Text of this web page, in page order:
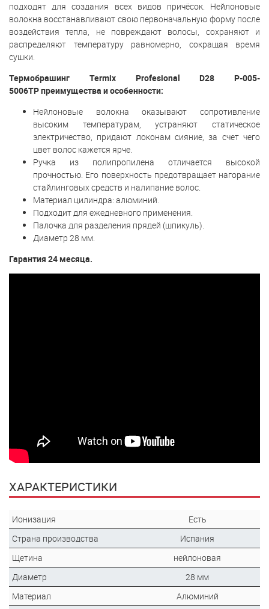
подходят для создания всех видов причёсок. Нейлоновые
волокна восстанавливают свою первоначальную форму после
воздействия тепла, не повреждают волосы, сохраняют и
распределяют температуру равномерно, сокращая время
сушки.
Термобрашинг Termix Profesional D28 P-005-
5006TP преимущества и особенности:
Нейлоновые волокна оказывают сопротивление
высоким температурам, устраняют статическое
электричество, придают локонам сияние, за счет чего
цвет волос кажется ярче.
Ручка из полипропилена отличается высокой
прочностью. Его поверхность предотвращает нагорание
стайлинговых средств и налипание волос.
Материал цилиндра: алюминий.
Подходит для ежедневного применения.
Палочка для разделения прядей (шпикуль).
Диаметр 28 мм.
Гарантия 24 месяца.
ХАРАКТЕРИСТИКИ
Ионизация
Есть
Страна производства
Испания
Щетина
нейлоновая
Диаметр
28 мм
Материал
Алюминий